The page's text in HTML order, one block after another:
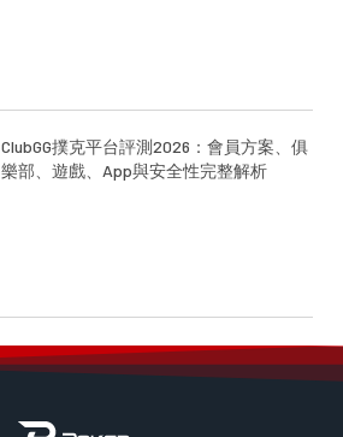
ClubGG撲克平台評測2026：會員方案、俱
樂部、遊戲、App與安全性完整解析